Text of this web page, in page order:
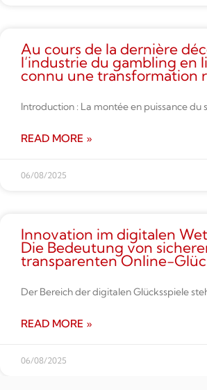
Au cours de la dernière
l’industrie du gambling en
connu une transformation
Introduction : La montée en puissance du
READ MORE »
06/08/2025
Innovation im digitalen
Die Bedeutung von
transparenten Online-
Der Bereich der digitalen Glücksspiele
READ MORE »
06/08/2025